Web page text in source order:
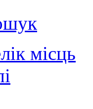
місць